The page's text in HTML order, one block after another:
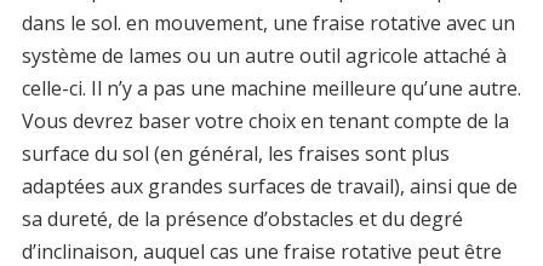
dans le sol. en mouvement, une fraise rotative avec un
système de lames ou un autre outil agricole attaché à
celle-ci. Il n’y a pas une machine meilleure qu’une autre.
Vous devrez baser votre choix en tenant compte de la
surface du sol (en général, les fraises sont plus
adaptées aux grandes surfaces de travail), ainsi que de
sa dureté, de la présence d’obstacles et du degré
d’inclinaison, auquel cas une fraise rotative peut être